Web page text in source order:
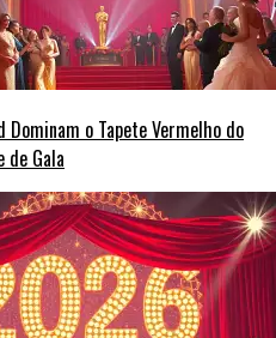
Dominam o Tapete Vermelho do
de Gala